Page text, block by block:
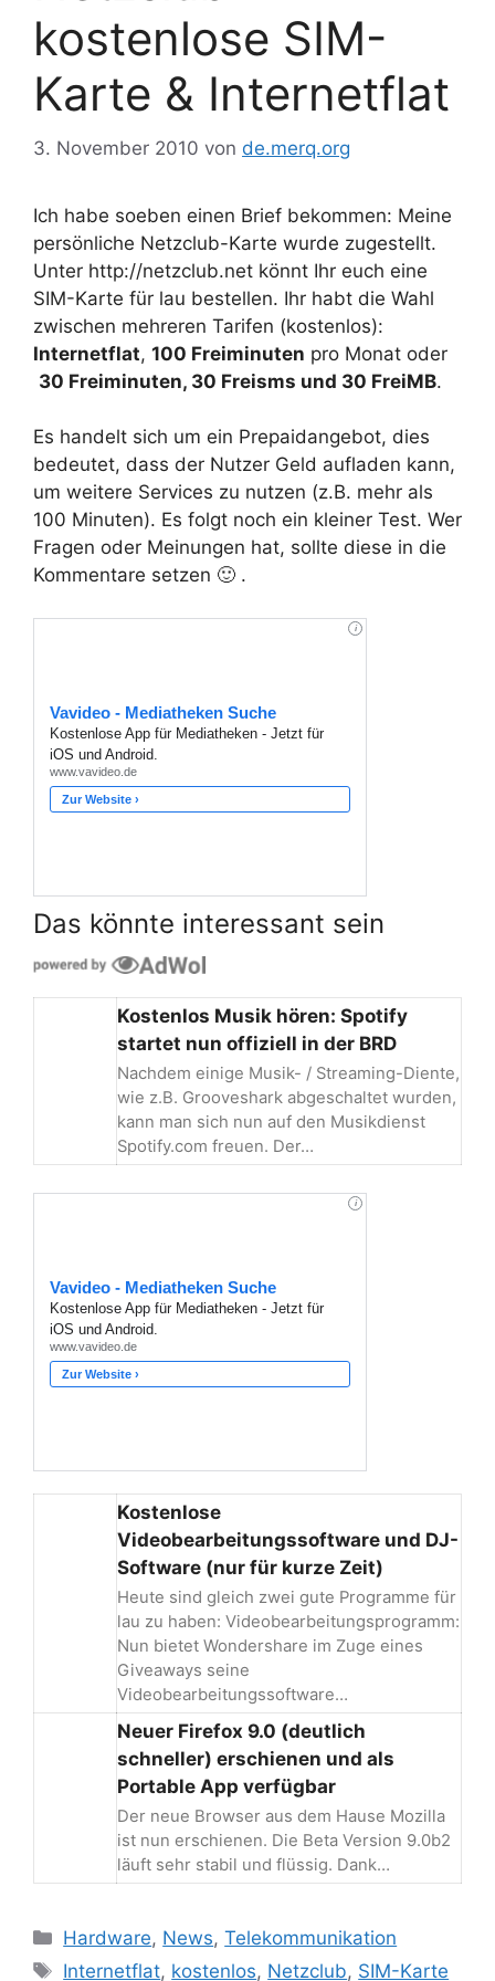
kostenlose SIM-
Karte & Internetflat
3. November 2010 von de.merq.org
Ich habe soeben einen Brief bekommen: Meine
persönliche Netzclub-Karte wurde zugestellt.
Unter http://netzclub.net könnt Ihr euch eine
SIM-Karte für lau bestellen. Ihr habt die Wahl
zwischen mehreren Tarifen (kostenlos):
Internetflat, 100 Freiminuten pro Monat oder
30 Freiminuten, 30 Freisms und 30 FreiMB.
Es handelt sich um ein Prepaidangebot, dies
bedeutet, dass der Nutzer Geld aufladen kann,
um weitere Services zu nutzen (z.B. mehr als
100 Minuten). Es folgt noch ein kleiner Test. Wer
Fragen oder Meinungen hat, sollte diese in die
Kommentare setzen 🙂 .
Das könnte interessant sein
Kostenlos Musik hören: Spotify
startet nun offiziell in der BRD
Nachdem einige Musik- / Streaming-Diente,
wie z.B. Grooveshark abgeschaltet wurden,
kann man sich nun auf den Musikdienst
Spotify.com freuen. Der…
Kostenlose
Videobearbeitungssoftware und DJ-
Software (nur für kurze Zeit)
Heute sind gleich zwei gute Programme für
lau zu haben: Videobearbeitungsprogramm:
Nun bietet Wondershare im Zuge eines
Giveaways seine
Videobearbeitungssoftware…
Neuer Firefox 9.0 (deutlich
schneller) erschienen und als
Portable App verfügbar
Der neue Browser aus dem Hause Mozilla
ist nun erschienen. Die Beta Version 9.0b2
läuft sehr stabil und flüssig. Dank…
Kategorien
Hardware, News,Telekommunikation
Schlagwörter
Internetflat, kostenlos, Netzclub, SIM-Karte